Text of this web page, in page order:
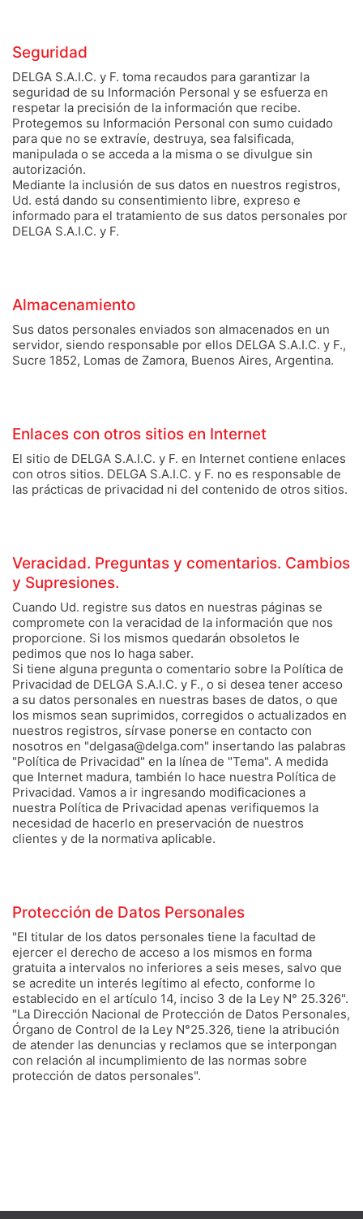
Seguridad
DELGA S.A.I.C. y F. toma recaudos para garantizar la
seguridad de su Información Personal y se esfuerza en
respetar la precisión de la información que recibe.
Protegemos su Información Personal con sumo cuidado
para que no se extravíe, destruya, sea falsificada,
manipulada o se acceda a la misma o se divulgue sin
autorización.
Mediante la inclusión de sus datos en nuestros registros,
Ud. está dando su consentimiento libre, expreso e
informado para el tratamiento de sus datos personales por
DELGA S.A.I.C. y F.
Almacenamiento
Sus datos personales enviados son almacenados en un
servidor, siendo responsable por ellos DELGA S.A.I.C. y F.,
Sucre 1852, Lomas de Zamora, Buenos Aires, Argentina.
Enlaces con otros sitios en Internet
El sitio de DELGA S.A.I.C. y F. en Internet contiene enlaces
con otros sitios. DELGA S.A.I.C. y F. no es responsable de
las prácticas de privacidad ni del contenido de otros sitios.
Veracidad. Preguntas y comentarios. Cambios
y Supresiones.
Cuando Ud. registre sus datos en nuestras páginas se
compromete con la veracidad de la información que nos
proporcione. Si los mismos quedarán obsoletos le
pedimos que nos lo haga saber.
Si tiene alguna pregunta o comentario sobre la Política de
Privacidad de DELGA S.A.I.C. y F., o si desea tener acceso
a su datos personales en nuestras bases de datos, o que
los mismos sean suprimidos, corregidos o actualizados en
nuestros registros, sírvase ponerse en contacto con
nosotros en "delgasa@delga.com" insertando las palabras
"Política de Privacidad" en la línea de "Tema". A medida
que Internet madura, también lo hace nuestra Política de
Privacidad. Vamos a ir ingresando modificaciones a
nuestra Política de Privacidad apenas verifiquemos la
necesidad de hacerlo en preservación de nuestros
clientes y de la normativa aplicable.
Protección de Datos Personales
"El titular de los datos personales tiene la facultad de
ejercer el derecho de acceso a los mismos en forma
gratuita a intervalos no inferiores a seis meses, salvo que
se acredite un interés legítimo al efecto, conforme lo
establecido en el artículo 14, inciso 3 de la Ley N° 25.326".
"La Dirección Nacional de Protección de Datos Personales,
Órgano de Control de la Ley N°25.326, tiene la atribución
de atender las denuncias y reclamos que se interpongan
con relación al incumplimiento de las normas sobre
protección de datos personales".